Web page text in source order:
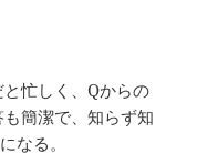
忙しく、Qからの
簡潔で、知らず知
なる。